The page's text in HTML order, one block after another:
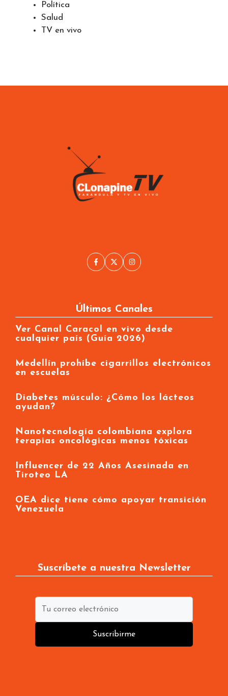
Mundo
Pareja
Política
Últimos Canales
Ver Canal Caracol en vivo desde
cualquier país (Guía 2026)
Medellín prohíbe cigarrillos electrónicos
en escuelas
Diabetes músculo: ¿Cómo los lácteos
ayudan?
Nanotecnología colombiana explora
terapias oncológicas menos tóxicas
Influencer de 22 Años Asesinada en
Tiroteo LA
Suscríbete a nuestra Newsletter